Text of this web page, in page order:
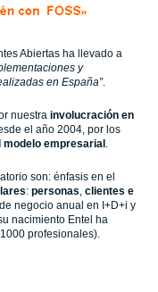
Abiertas ha llevado a
y
en España”.
nuestra involucración en
el año 2004, por los
modelo empresarial
son: énfasis en el
: personas clientes e
negocio anual en I+D+i y
nacimiento Entel ha
profesionales).